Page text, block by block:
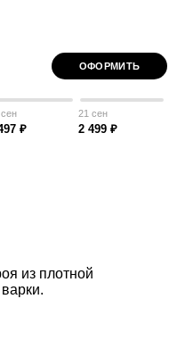
ОФОРМИТЬ
₽
21 сен
2 499 ₽
из плотной